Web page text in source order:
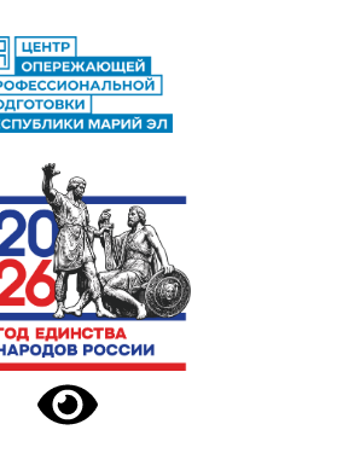
ЦЕНТР ОПЕРЕЖАЮЩЕЙ
Центр опережающей профессиональной